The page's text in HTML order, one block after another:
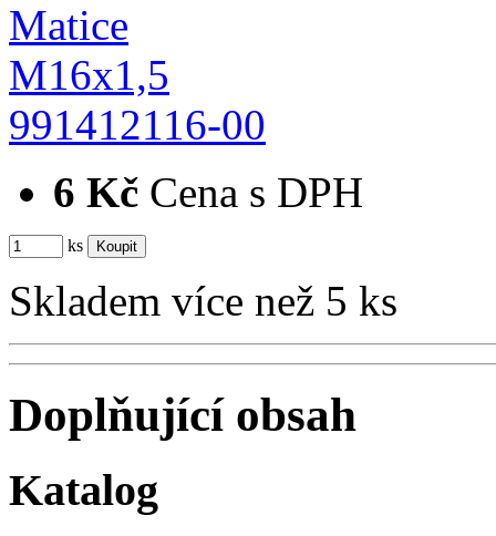
991412116-00
6 Kč Cena s DPH
ks
Skladem více než 5 ks
Doplňující obsah
Katalog